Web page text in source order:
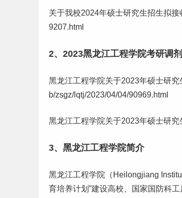
关于我校2024年硕士研究生招生拟
9207.html
2、2023黑龙江工程学院考研调
黑龙江工程学院关于2023年硕士研
b/zsgz/lqtj/2023/04/04/90969.html
黑龙江工程学院关于2023年硕士研
3、黑龙江工程学院简介
黑龙江工程学院（Heilongjiang
育培养计划”建设高校、国家国防科